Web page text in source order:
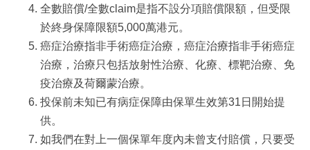
全數賠償/全數claim是指不設分項賠償限額，但受限
於終身保障限額5,000萬港元。
癌症治療指非手術癌症治療，癌症治療指非手術癌症
治療，治療只包括放射性治療、化療、標靶治療、免
疫治療及荷爾蒙治療。
投保前未知已有病症保障由保單生效第31日開始提
供。
如我們在對上一個保單年度內未曾支付賠償，只要受